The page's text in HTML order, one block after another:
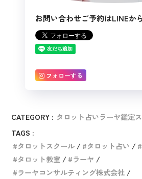
お問い合わせご予約はLINEか
フォローする
CATEGORY : タロット占いラーヤ鑑定
TAGS :
タロットスクール
タロット占い
タロット教室
ラーヤ
ラーヤコンサルティング株式会社